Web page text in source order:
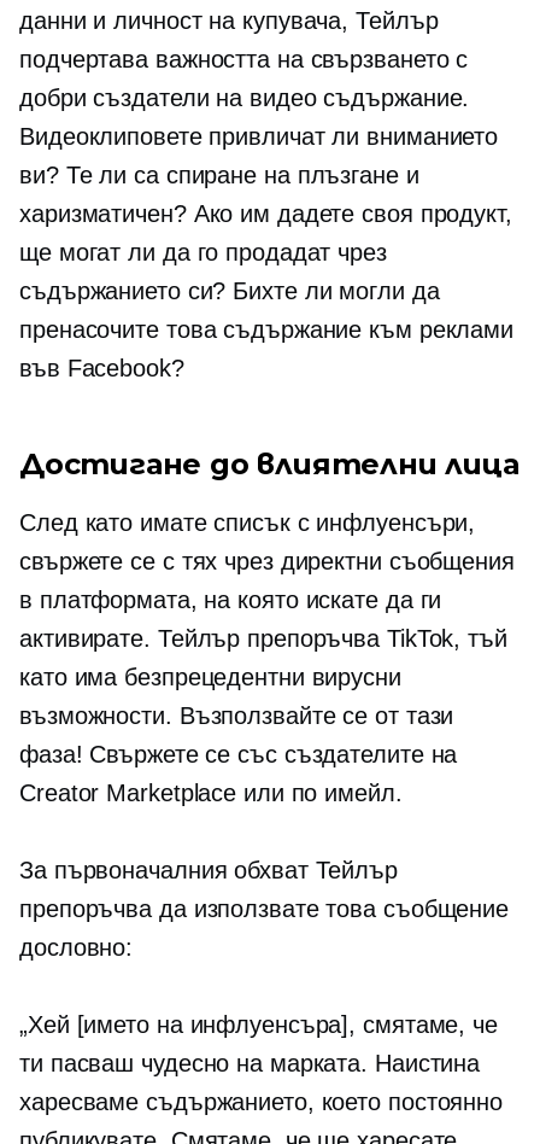
данни и личност на купувача, Тейлър
подчертава важността на свързването с
добри създатели на видео съдържание.
Видеоклиповете привличат ли вниманието
ви? Те ли са спиране на плъзганеи
харизматичен? Ако им дадете своя продукт,
ще могат ли да го продадат чрез
съдържанието си? Бихте ли могли да
пренасочите това съдържание към реклами
във Facebook?
Достигане до влиятелни лица
След като имате списък с инфлуенсъри,
свържете се с тях чрез директни съобщения
в платформата, на която искате да ги
активирате. Тейлър препоръчва TikTok, тъй
като има безпрецедентни вирусни
възможности. Възползвайте се от тази
фаза! Свържете се със създателите на
Creator Marketplace или по имейл.
За първоначалния обхват Тейлър
препоръчва да използвате това съобщение
дословно:
„Хей [името на инфлуенсъра], смятаме, че
ти пасваш чудесно на марката. Наистина
харесваме съдържанието, което постоянно